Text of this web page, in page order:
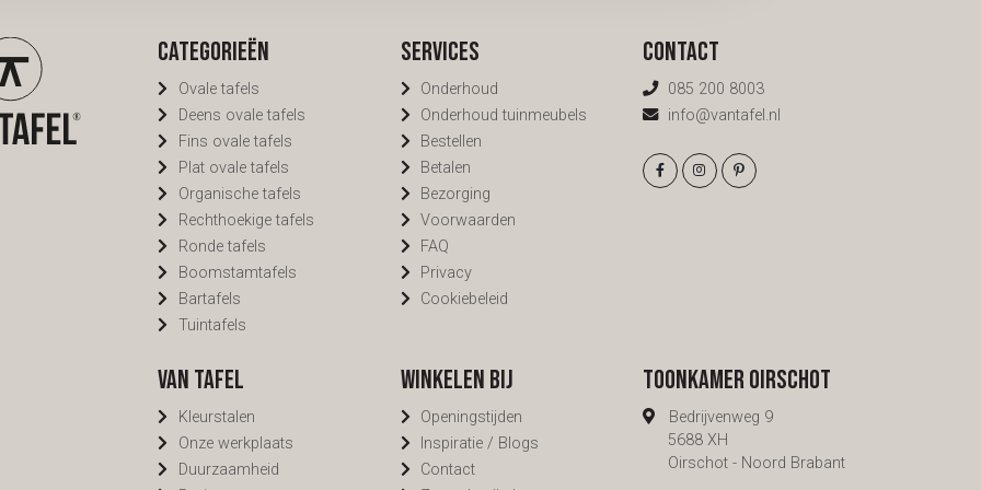
Maak een afspraak in
toonkamers. Of vraag direct een
aan via de knop 'offerte
aanvragen'. Vermeld het model en de
gewenste afmetingen en je ontvangt
binnen 2 werkdagen een prijs op
maat. Specifieke wensen? Zet ze erbij
het model, taats of schuif en de
afmetingen. We gaan uit van helder
glas, korte handgreep en geen kozijn.
Wil je iets anders? Zet het erbij. Kom
gerust langs in onze toonkamers, dan
Categorieën
Ovale tafels
Deens ovale tafels
Fins ovale tafels
Plat ovale tafels
Organische tafels
Rechthoekige tafels
Ronde tafels
Boomstamtafels
Bartafels
Tuintafels
Services
Onderhoud
Onderhoud tuinmeubels
Bestellen
Betalen
Bezorging
Voorwaarden
FAQ
Privacy
Cookiebeleid
Van Tafel
Kleurstalen
Onze werkplaats
Duurzaamheid
Winkelen bij
Openingstijden
Inspiratie / Blogs
Contact
Toonkamer Oirschot
Bedrijvenweg 9
5688 XH
Oirschot - Noord Brabant
Contact
085 200 8003
info@vantafel.nl